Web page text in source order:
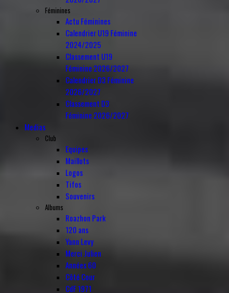
Féminines
Actu Féminines
Calendrier U19 Féminine
2024/2025
Classement U19
Féminine 2026/2027
Calendrier D3 Féminine
2026/2027
Classement D3
Féminine 2026/2027
Medias
Club
Equipes
Maillots
Logos
Tifos
Souvenirs
Albums
Roazhon Park
120 ans
Yann Levy
Merci Julien
Années 60
Côté Cour
CdF 1971